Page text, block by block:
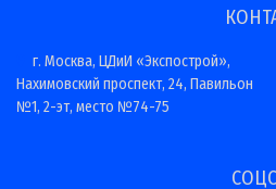
г. Москва, ЦДиИ «Экспострой»,
Нахимовский проспект, 24, Павильон
№1, 2-эт, место №74-75